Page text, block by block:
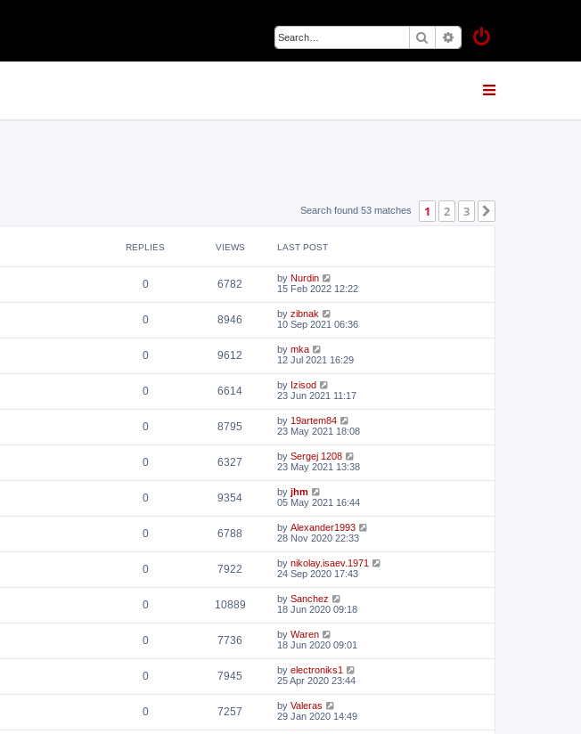
Search Advanced search
Search found 53 matches 1 2 3
REPLIES VIEWS LAST POST
0 6782 by Nurdin
15 Feb 2022 12:22
0 8946 by zibnak
10 Sep 2021 06:36
0 9612 by mka
12 Jul 2021 16:29
0 6614 by Izisod
23 Jun 2021 11:17
0 8795 by 19artem84
23 May 2021 18:08
0 6327 by Sergej 1208
23 May 2021 13:38
0 9354 by jhm
05 May 2021 16:44
0 6788 by Alexander1993
28 Nov 2020 22:33
0 7922 by nikolay.isaev.1971
24 Sep 2020 17:43
0 10889 by Sanchez
18 Jun 2020 09:18
0 7736 by Waren
18 Jun 2020 09:01
0 7945 by electroniks1
25 Apr 2020 23:44
0 7257 by Valeras
29 Jan 2020 14:49